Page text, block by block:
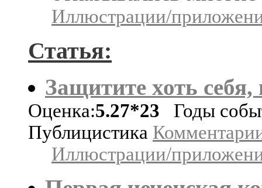
Иллюстрации/
Статья:
Защитите хоть
Оценка:5.27*23 Годы
Публицистика
Иллюстрации/